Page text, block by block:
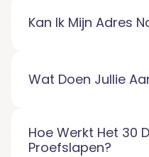
Kan Ik Mijn Adres
Wat Doen Jullie
Hoe Werkt Het 30
Proefslapen?